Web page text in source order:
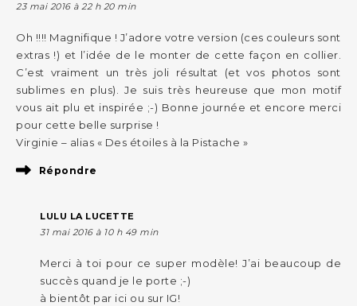
23 mai 2016 à 22 h 20 min
Oh !!!! Magnifique ! J’adore votre version (ces couleurs sont
extras !) et l’idée de le monter de cette façon en collier.
C’est vraiment un très joli résultat (et vos photos sont
sublimes en plus). Je suis très heureuse que mon motif
vous ait plu et inspirée ;-) Bonne journée et encore merci
pour cette belle surprise !
Virginie – alias « Des étoiles à la Pistache »
Répondre
LULU LA LUCETTE
31 mai 2016 à 10 h 49 min
Merci à toi pour ce super modèle! J’ai beaucoup de
succès quand je le porte ;-)
à bientôt par ici ou sur IG!